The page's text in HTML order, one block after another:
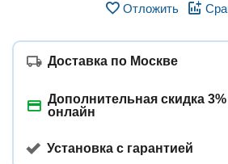
Отложить
Доставка по Москве
Дополнительная скидка
онлайн
Установка с гарантией